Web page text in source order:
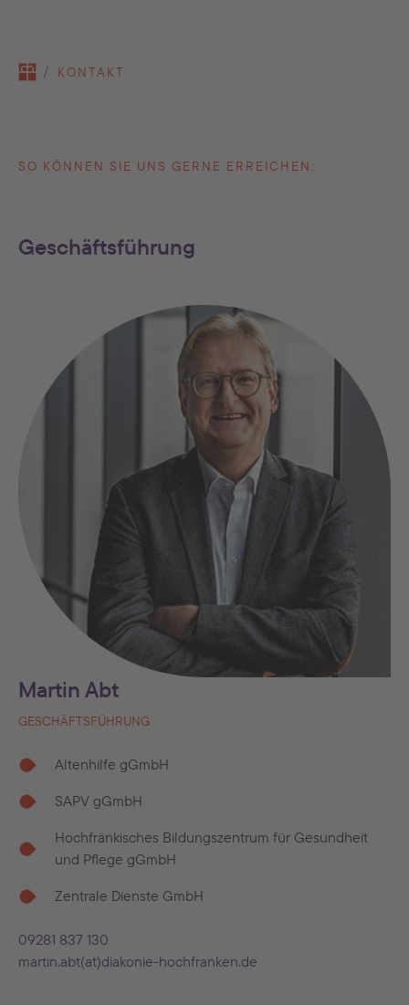
KONTAKT
SO KÖNNEN SIE UNS GERNE ERREICHEN:
Geschäftsführung
Martin Abt
GESCHÄFTSFÜHRUNG
Altenhilfe gGmbH
SAPV gGmbH
Hochfränkisches Bildungszentrum für Gesundheit
und Pflege gGmbH
Zentrale Dienste GmbH
09281 837 130
martin.abt(at)diakonie-hochfranken.de